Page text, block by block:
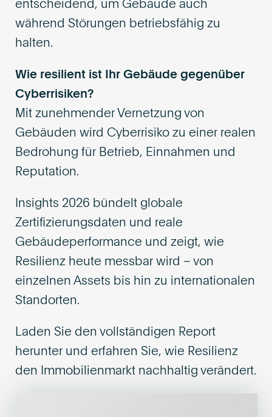
entscheidend, um Gebäude auch
während Störungen betriebsfähig zu
halten.
Wie resilient ist Ihr Gebäude gegenüber
Cyberrisiken?
Mit zunehmender Vernetzung von
Gebäuden wird Cyberrisiko zu einer realen
Bedrohung für Betrieb, Einnahmen und
Reputation.
Insights 2026 bündelt globale
Zertifizierungsdaten und reale
Gebäudeperformance und zeigt, wie
Resilienz heute messbar wird – von
einzelnen Assets bis hin zu internationalen
Standorten.
Laden Sie den vollständigen Report
herunter und erfahren Sie, wie Resilienz
den Immobilienmarkt nachhaltig verändert.